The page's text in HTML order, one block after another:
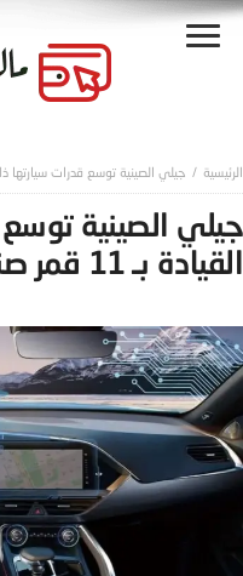
جيلي الصينية توسع قدرات سيارتها ذاتية القيادة بـ
جيلي الصينية توسع
القيادة بـ 11 قمر صناعي جديد